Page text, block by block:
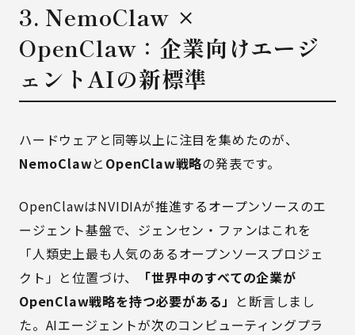
3. NemoClaw ×
OpenClaw：企業向けエージ
ェントAIの新標準
ハードウェアと同等以上に注目を集めたのが、
NemoClawと OpenClaw戦略の発表です。
OpenClawはNVIDIAが推進するオープンソースのエ
ージェント基盤で、ジェンセン・ファンはこれを
「人類史上最も人気のあるオープンソースプロジェ
クト」と位置づけ、
「世界中のすべての企業が
OpenClaw戦略を持つ必要がある」 と断言しまし
た。AIエージェントが次のコンピューティングプラ